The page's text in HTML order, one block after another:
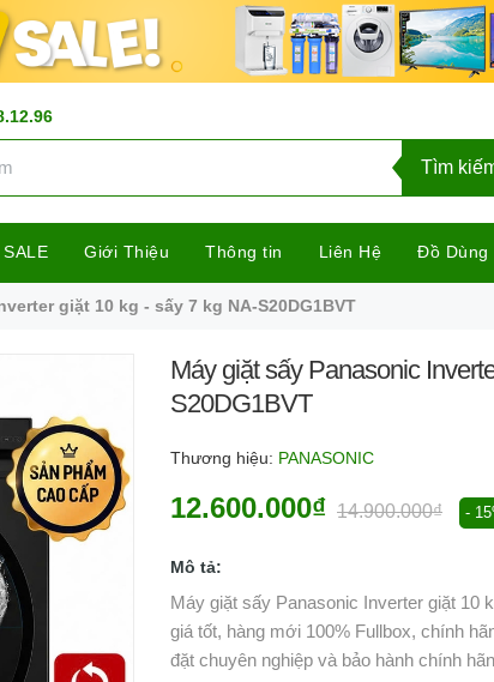
Tìm
Giới Thiệu Thông tin Liên Hệ Đồ Dùng
giặt 10 kg - sấy 7 kg NA-S20DG1BVT
Máy giặt sấy Panasonic
S20DG1BVT
Thương hiệu: PANASONIC
12.600.000₫ 14.900.000₫ -
Mô tả:
Máy giặt sấy Panasonic Inverter giặt 10
giá tốt, hàng mới 100% Fullbox, chính
đặt chuyên nghiệp và bảo hành chính